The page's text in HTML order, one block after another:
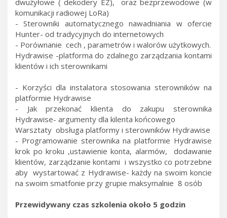
komunikacji radiowej LoRa)
- Sterowniki automatycznego nawadniania w ofercie
Hunter- od tradycyjnych do internetowych
- Porównanie cech , parametrów i walorów użytkowych.
Hydrawise -platforma do zdalnego zarządzania kontami
klientów i ich sterownikami
- Korzyści dla instalatora stosowania sterowników na
platformie Hydrawise
- Jak przekonać klienta do zakupu sterownika
Hydrawise- argumenty dla kilenta końcowego
Warsztaty obsługa platformy i sterowników Hydrawise
- Programowanie sterownika na platformie Hydrawise
krok po kroku ,ustawienie konta, alarmów, dodawanie
klientów, zarządzanie kontami i wszystko co potrzebne
aby wystartować z Hydrawise- każdy na swoim koncie
na swoim smatfonie przy grupie maksymalnie 8 osób
Przewidywany czas szkolenia około 5 godzin